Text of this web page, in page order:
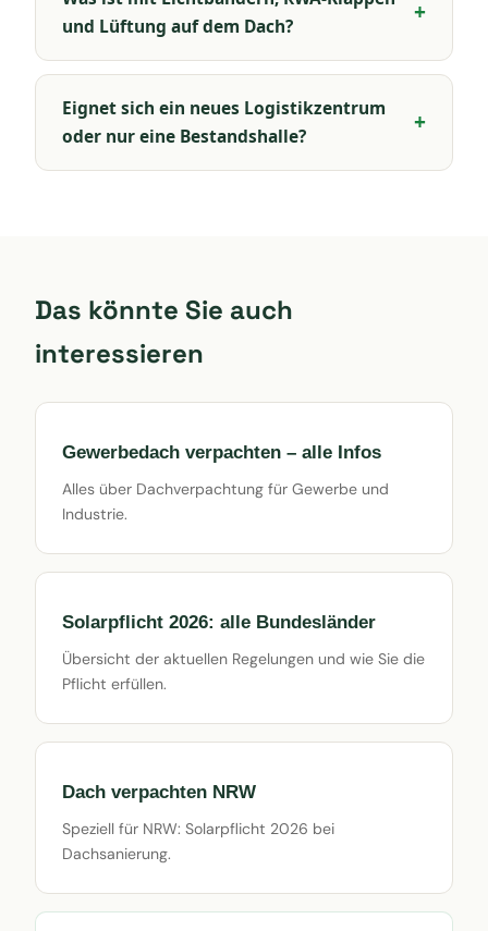
und Lüftung auf dem Dach?
Eignet sich ein neues Logistikzentrum
oder nur eine Bestandshalle?
Das könnte Sie auch
interessieren
Gewerbedach verpachten – alle Infos
Alles über Dachverpachtung für Gewerbe und
Industrie.
Solarpflicht 2026: alle Bundesländer
Übersicht der aktuellen Regelungen und wie Sie die
Pflicht erfüllen.
Dach verpachten NRW
Speziell für NRW: Solarpflicht 2026 bei
Dachsanierung.